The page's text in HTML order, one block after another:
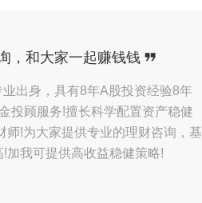
到了来自【银川】用户的预约咨询
了来自【银川】用户的预约咨询
，和大家一起赚钱钱
出身，具有8年A股投资经验8年
投顾服务!擅长科学配置资产稳健
!为大家提供专业的理财咨询，基
加我可提供高收益稳健策略!